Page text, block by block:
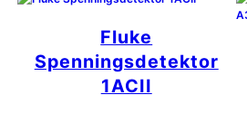
Fluke
Spenningsdetektor
1ACII